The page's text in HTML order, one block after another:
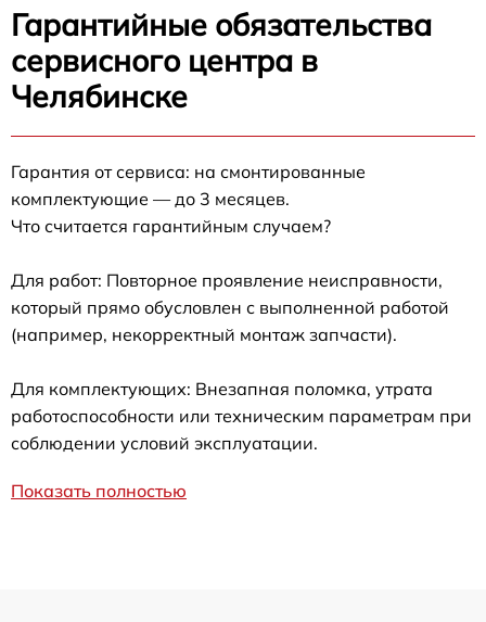
Гарантийные обязательства
сервисного центра в
Челябинске
Гарантия от сервиса: на смонтированные
комплектующие — до 3 месяцев.
Что считается гарантийным случаем?
Для работ: Повторное проявление неисправности,
который прямо обусловлен с выполненной работой
(например, некорректный монтаж запчасти).
Для комплектующих: Внезапная поломка, утрата
работоспособности или техническим параметрам при
соблюдении условий эксплуатации.
Показать полностью